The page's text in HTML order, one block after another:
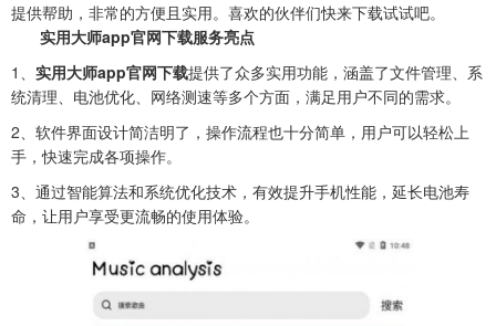
提供帮助，非常的方便且实用。喜欢的伙伴们快来下载试试吧。
实用大师app官网下载服务亮点
1、 实用大师app官网下载提供了众多实用功能，涵盖了文件管理、系
统清理、电池优化、网络测速等多个方面，满足用户不同的需求。
2、软件界面设计简洁明了，操作流程也十分简单，用户可以轻松上
手，快速完成各项操作。
3、通过智能算法和系统优化技术，有效提升手机性能，延长电池寿
命，让用户享受更流畅的使用体验。